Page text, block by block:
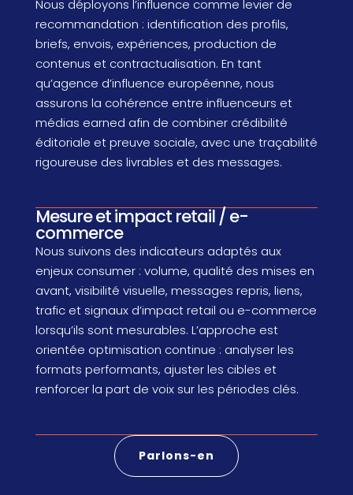
Nous déployons l’influence comme levier de
recommandation : identification des profils,
briefs, envois, expériences, production de
contenus et contractualisation. En tant
qu’agence d’influence européenne, nous
assurons la cohérence entre influenceurs et
médias earned afin de combiner crédibilité
éditoriale et preuve sociale, avec une traçabilité
rigoureuse des livrables et des messages.
Mesure et impact retail / e-
commerce
Nous suivons des indicateurs adaptés aux
enjeux consumer : volume, qualité des mises en
avant, visibilité visuelle, messages repris, liens,
trafic et signaux d’impact retail ou e-commerce
lorsqu’ils sont mesurables. L’approche est
orientée optimisation continue : analyser les
formats performants, ajuster les cibles et
renforcer la part de voix sur les périodes clés.
Parlons-en